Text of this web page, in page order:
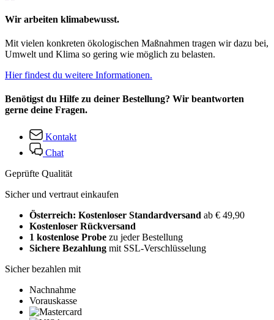
Wir arbeiten klimabewusst.
Mit vielen konkreten ökologischen Maßnahmen tragen wir dazu bei,
Umwelt und Klima so gering wie möglich zu belasten.
Hier findest du weitere Informationen.
Benötigst du Hilfe zu deiner Bestellung? Wir beantworten
gerne deine Fragen.
Kontakt
Chat
Geprüfte Qualität
Sicher und vertraut einkaufen
Österreich: Kostenloser Standardversand ab € 49,90
Kostenloser Rückversand
1 kostenlose Probe zu jeder Bestellung
Sichere Bezahlung mit SSL-Verschlüsselung
Sicher bezahlen mit
Nachnahme
Vorauskasse